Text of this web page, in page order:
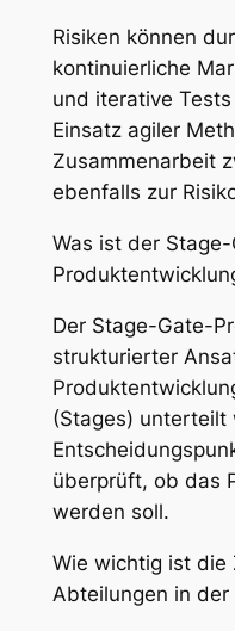
Risiken können
kontinuierliche
und iterative
Einsatz agiler
Zusammenarbeit
ebenfalls zur
Was ist der
Der Stage-Gate-
strukturierter
(Stages) unterteilt
überprüft, ob das
werden soll.
Wie wichtig ist die
Abteilungen in